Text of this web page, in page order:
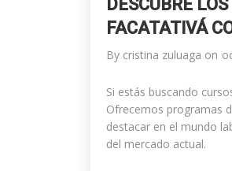
DESCUBRE
FACATATIVÁ
By cristina zuluaga on
Si estás buscando
Ofrecemos programas
destacar en el mundo
del mercado actual.